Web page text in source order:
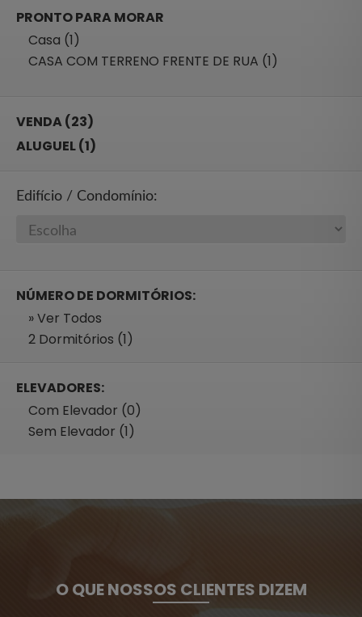
PRONTO PARA MORAR
Casa (1)
CASA COM TERRENO FRENTE DE RUA (1)
VENDA (23)
ALUGUEL (1)
Edifício / Condomínio:
NÚMERO DE DORMITÓRIOS:
» Ver Todos
2 Dormitórios (1)
ELEVADORES:
Com Elevador (0)
Sem Elevador (1)
O QUE NOSSOS CLIENTES DIZEM